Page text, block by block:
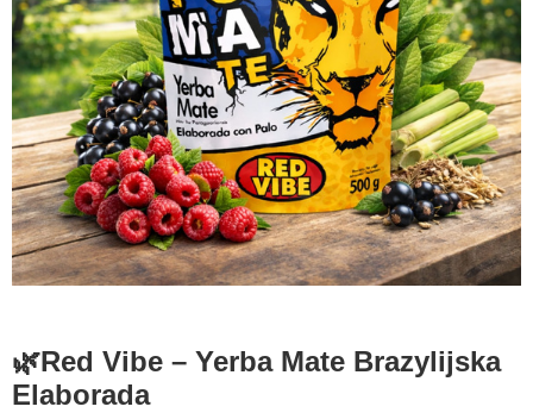
🌿Red Vibe – Yerba Mate Brazylijska
Elaborada